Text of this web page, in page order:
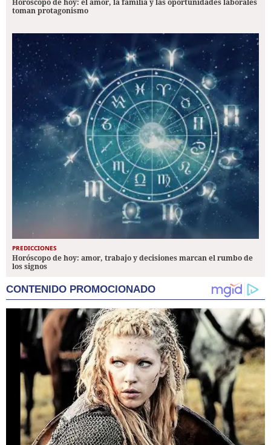
toman protagonismo
PREDICCIONES
Horóscopo de hoy: amor, trabajo y decisiones marcan el rumbo de
los signos
CONTENIDO PROMOCIONADO